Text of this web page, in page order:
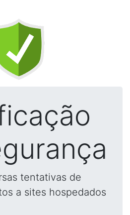
tentativas de
a sites hospedados